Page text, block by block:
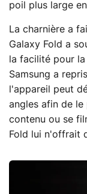
poil plus large
La charnière a
Galaxy Fold a
la facilité pour
Samsung a
l'appareil peut
angles afin de le
contenu ou se
Fold lui n'offrait